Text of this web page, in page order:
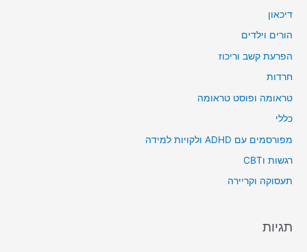
דיכאון
הורים וילדים
הפרעת קשב וריכוז
חרדות
טראומה ופוסט טראומה
כללי
מפורסמים עם ADHD ולקויות למידה
רגשות וCBT
תעסוקה וקריירה
תגיות